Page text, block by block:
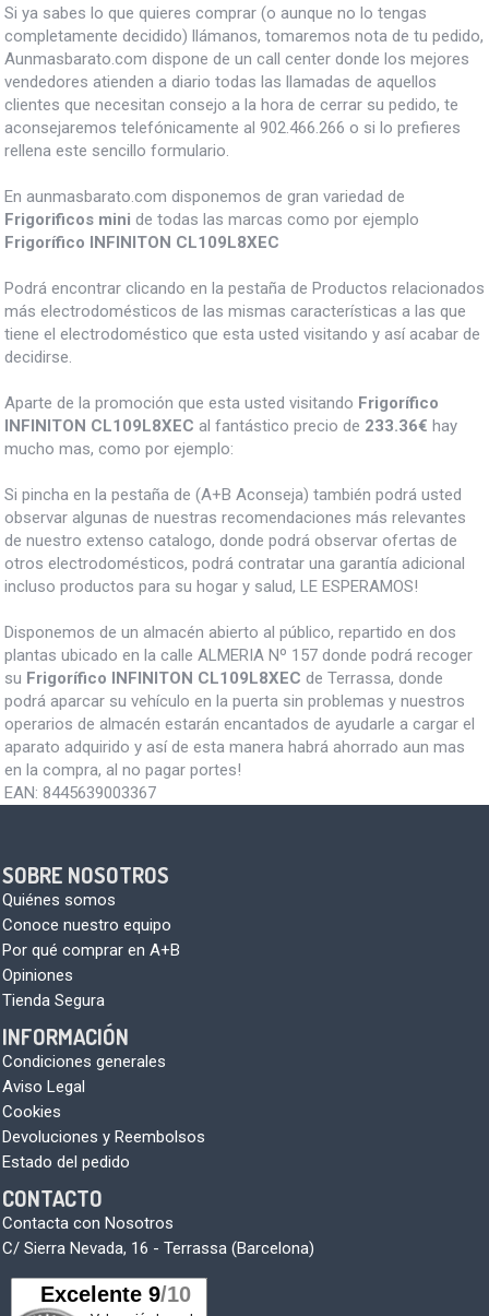
Si ya sabes lo que quieres comprar (o aunque no lo tengas
completamente decidido) llámanos, tomaremos nota de tu pedido,
Aunmasbarato.com dispone de un call center donde los mejores
vendedores atienden a diario todas las llamadas de aquellos
clientes que necesitan consejo a la hora de cerrar su pedido, te
aconsejaremos telefónicamente al 902.466.266 o si lo prefieres
rellena este sencillo formulario.
En aunmasbarato.com disponemos de gran variedad de
Frigorificos mini de todas las marcas como por ejemplo
Frigorífico INFINITON CL109L8XEC
Podrá encontrar clicando en la pestaña de Productos relacionados
más electrodomésticos de las mismas características a las que
tiene el electrodoméstico que esta usted visitando y así acabar de
decidirse.
Aparte de la promoción que esta usted visitando Frigorífico
INFINITON CL109L8XEC al fantástico precio de 233.36€ hay
mucho mas, como por ejemplo:
Si pincha en la pestaña de (A+B Aconseja) también podrá usted
observar algunas de nuestras recomendaciones más relevantes
de nuestro extenso catalogo, donde podrá observar ofertas de
otros electrodomésticos, podrá contratar una garantía adicional
incluso productos para su hogar y salud, LE ESPERAMOS!
Disponemos de un almacén abierto al público, repartido en dos
plantas ubicado en la calle ALMERIA Nº 157 donde podrá recoger
su Frigorífico INFINITON CL109L8XEC de Terrassa, donde
podrá aparcar su vehículo en la puerta sin problemas y nuestros
operarios de almacén estarán encantados de ayudarle a cargar el
aparato adquirido y así de esta manera habrá ahorrado aun mas
en la compra, al no pagar portes!
EAN: 8445639003367
SOBRE NOSOTROS
Quiénes somos
Conoce nuestro equipo
Por qué comprar en A+B
Opiniones
Tienda Segura
INFORMACIÓN
Condiciones generales
Aviso Legal
Cookies
Devoluciones y Reembolsos
Estado del pedido
CONTACTO
Contacta con Nosotros
C/ Sierra Nevada, 16 - Terrassa (Barcelona)